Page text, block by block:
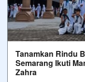
Tanamkan Rindu
Semarang Ikuti
Zahra